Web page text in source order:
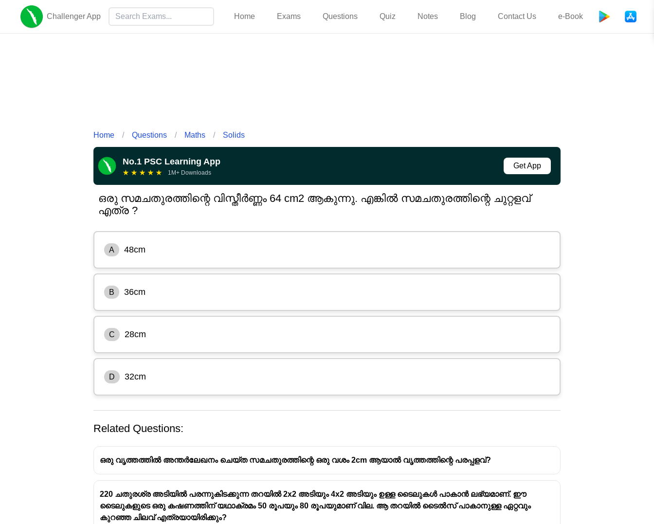
Challenger App Home Exams Questions Quiz Notes Blog Contact Us e-Book
Home / Questions / Maths / Solids
No.1 PSC Learning App
★ ★ ★ ★ ★ 1M+ Downloads
Get App
ഒരു സമചതുരത്തിന്റെ വിസ്തീർണ്ണം 64 cm2 ആകുന്നു. എങ്കിൽ സമചതുരത്തിന്റെ ചുറ്റളവ്
എത്ര ?
A 48cm
B 36cm
C 28cm
D 32cm
Related Questions:
ഒരു വൃത്തത്തിൽ അന്തർലേഖനം ചെയ്ത സമചതുരത്തിന്റെ ഒരു വശം 2cm ആയാൽ വൃത്തത്തിന്റെ പരപ്പളവ്?
220 ചതുരശ്ര അടിയിൽ പരന്നുകിടക്കുന്ന തറയിൽ 2x2 അടിയും 4x2 അടിയും ഉള്ള ടൈലുകൾ പാകാൻ ലഭ്യമാണ്. ഈ
ടൈലുകളുടെ ഒരു കഷണത്തിന് യഥാക്രമം 50 രൂപയും 80 രൂപയുമാണ് വില. ആ തറയിൽ ടൈൽസ് പാകാനുള്ള ഏറ്റവും
കുറഞ്ഞ ചിലവ് എത്രയായിരിക്കും?